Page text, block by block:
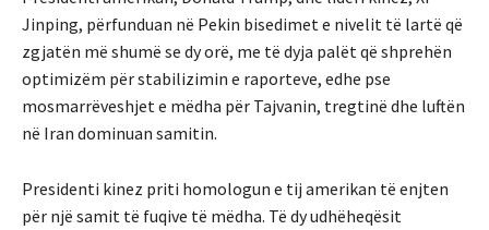
Jinping, përfunduan në Pekin bisedimet e nivelit të lartë që
zgjatën më shumë se dy orë, me të dyja palët që shprehën
optimizëm për stabilizimin e raporteve, edhe pse
mosmarrëveshjet e mëdha për Tajvanin, tregtinë dhe luftën
në Iran dominuan samitin.
Presidenti kinez priti homologun e tij amerikan të enjten
për një samit të fuqive të mëdha. Të dy udhëheqësit